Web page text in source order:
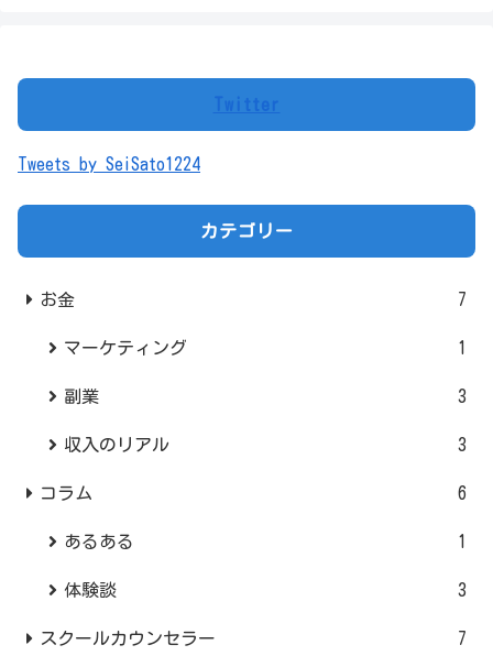
Twitter
Tweets by SeiSato1224
カテゴリー
お金 7
マーケティング 1
副業 3
収入のリアル 3
コラム 6
あるある 1
体験談 3
スクールカウンセラー 7